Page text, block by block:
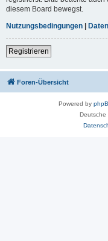
diesem Board bewegst.
Nutzungsbedingungen |
Registrieren
Foren-Übersicht
Powered by
Deutsche